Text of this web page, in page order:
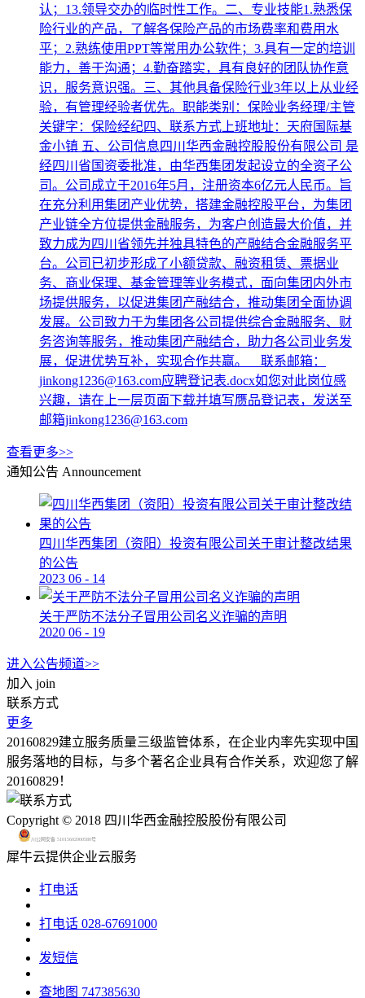
认；13.领导交办的临时性工作。二、专业技能1.熟悉保
险行业的产品，了解各保险产品的市场费率和费用水
平；2.熟练使用PPT等常用办公软件；3.具有一定的培训
能力，善于沟通；4.勤奋踏实，具有良好的团队协作意
识，服务意识强。三、其他具备保险行业3年以上从业经
验，有管理经验者优先。职能类别：保险业务经理/主管
关键字：保险经纪四、联系方式上班地址：天府国际基
金小镇 五、公司信息四川华西金融控股股份有限公司 是
经四川省国资委批准，由华西集团发起设立的全资子公
司。公司成立于2016年5月，注册资本6亿元人民币。旨
在充分利用集团产业优势，搭建金融控股平台，为集团
产业链全方位提供金融服务，为客户创造最大价值，并
致力成为四川省领先并独具特色的产融结合金融服务平
台。公司已初步形成了小额贷款、融资租赁、票据业
务、商业保理、基金管理等业务模式，面向集团内外市
场提供服务，以促进集团产融结合，推动集团全面协调
发展。公司致力于为集团各公司提供综合金融服务、财
务咨询等服务，推动集团产融结合，助力各公司业务发
展，促进优势互补，实现合作共赢。 联系邮箱：
jinkong1236@163.com应聘登记表.docx如您对此岗位感
兴趣，请在上一层页面下载并填写赝品登记表，发送至
邮箱jinkong1236@163.com
查看更多>>
通知公告 Announcement
四川华西集团（资阳）投资有限公司关于审计整改结果
的公告
2023 06 - 14
关于严防不法分子冒用公司名义诈骗的声明
2020 06 - 19
进入公告频道>>
加入 join
联系方式
更多
20160829建立服务质量三级监管体系，在企业内率先实现中国
服务落地的目标，与多个著名企业具有合作关系，欢迎您了解
20160829！
Copyright © 2018 四川华西金融控股股份有限公司
川公网安备 51015602000580号
犀牛云提供企业云服务
打电话
打电话 028-67691000
发短信
查地图 747385630